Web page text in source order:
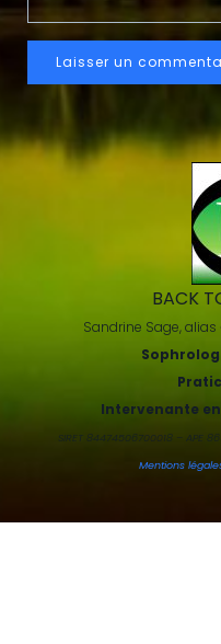
BACK
Sandrine Sage, alias
Intervenante
SIRET 84474506700018 – APE
Mentions